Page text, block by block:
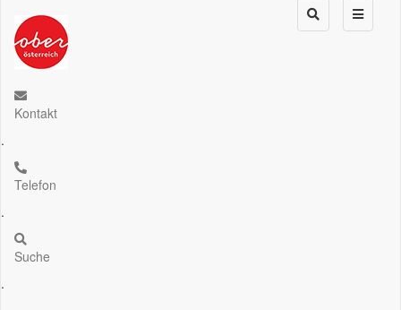
Kontakt
.
Telefon
.
Suche
.